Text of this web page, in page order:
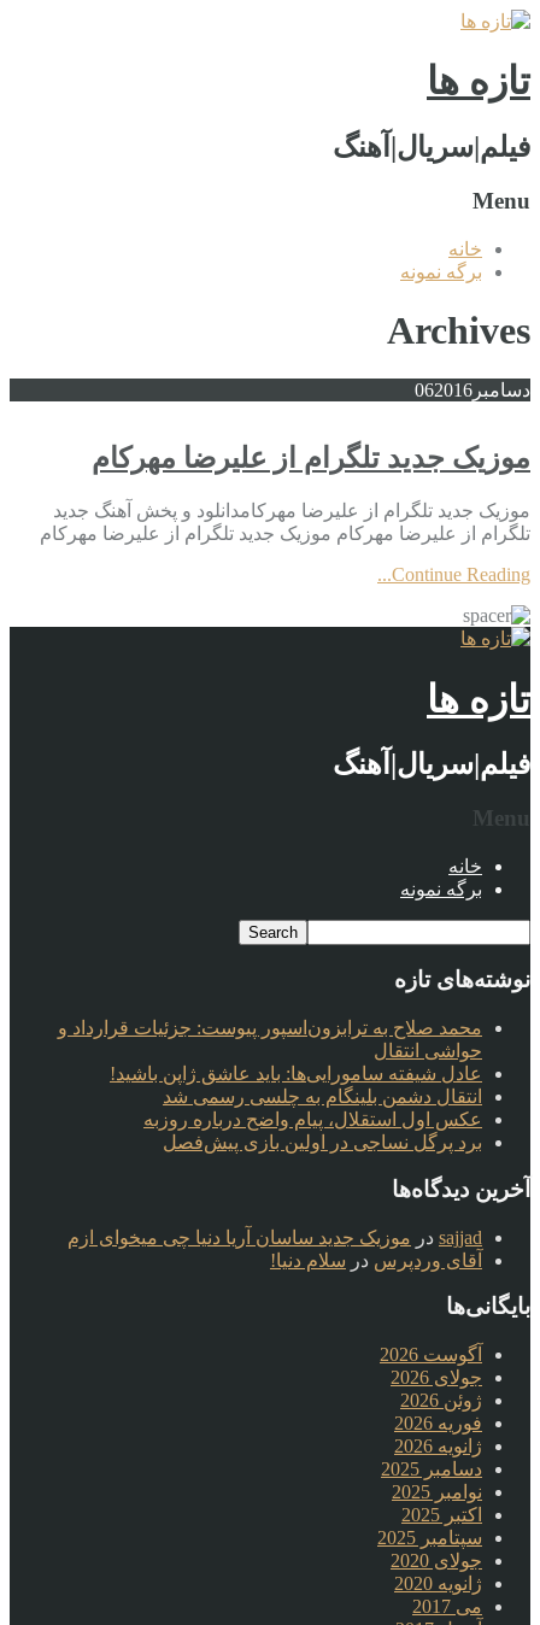
تازه ها
فیلم|سریال|آهنگ
Menu
خانه
برگه نمونه
Archives
دسامبر 062016
موزیک جدید تلگرام از علیرضا مهرکام
موزیک جدید تلگرام از علیرضا مهرکامدانلود و پخش آهنگ جدید
تلگرام از علیرضا مهرکام موزیک جدید تلگرام از علیرضا مهرکام
Continue Reading...
تازه ها
فیلم|سریال|آهنگ
Menu
خانه
برگه نمونه
نوشته‌های تازه
محمد صلاح به ترابزون‌اسپور پیوست: جزئیات قرارداد و
حواشی انتقال
عادل شیفته سامورایی‌ها: باید عاشق ژاپن باشید!
انتقال دشمن بلینگام به چلسی رسمی شد
عکس اول استقلال، پیام واضح درباره روزبه
برد پرگل نساجی در اولین بازی پیش‌فصل
آخرین دیدگاه‌ها
sajjad در موزیک جدید ساسان آریا دنیا چی میخوای ازم
آقای وردپرس در سلام دنیا!
بایگانی‌ها
آگوست 2026
جولای 2026
ژوئن 2026
فوریه 2026
ژانویه 2026
دسامبر 2025
نوامبر 2025
اکتبر 2025
سپتامبر 2025
جولای 2020
ژانویه 2020
می 2017